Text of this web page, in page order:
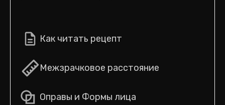
Как читать рецепт
Межзрачковое расстояние
Оправы и Формы лица